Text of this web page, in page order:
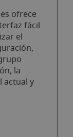
ofrece
fácil
el
la
actual y